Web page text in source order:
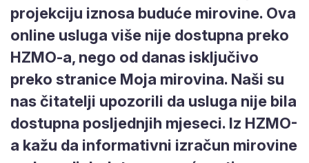
projekciju iznosa buduće mirovine. Ova
online usluga više nije dostupna preko
HZMO-a, nego od danas isključivo preko
stranice Moja mirovina. Naši su nas
čitatelji upozorili da usluga nije bila
dostupna posljednjih mjeseci. Iz HZMO-
a kažu da informativni izračun mirovine